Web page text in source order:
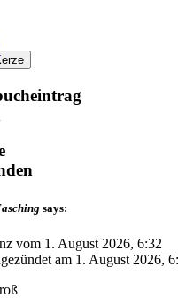
says:
vom 1. August 2026, 6:32
am 1. August 2026,